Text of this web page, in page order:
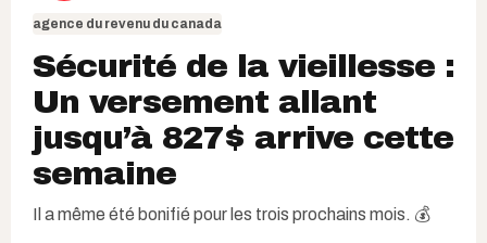
agence du revenu du canada
Sécurité de la vieillesse :
Un versement allant
jusqu’à 827$ arrive cette
semaine
Il a même été bonifié pour les trois prochains mois. 💰